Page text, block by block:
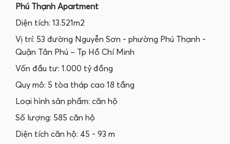
Phú Thạnh Apartment
Diện tích: 13.521m2
Vị trí: 53 đường Nguyễn Sơn - phường Phú Thạnh -
Quận Tân Phú – Tp Hồ Chí Minh
Vốn đầu tư: 1.000 tỷ đồng
Quy mô: 5 tòa tháp cao 18 tầng
Loại hình sản phẩm: căn hộ
Số lượng: 585 căn hộ
Diện tích căn hộ: 45 - 93 m